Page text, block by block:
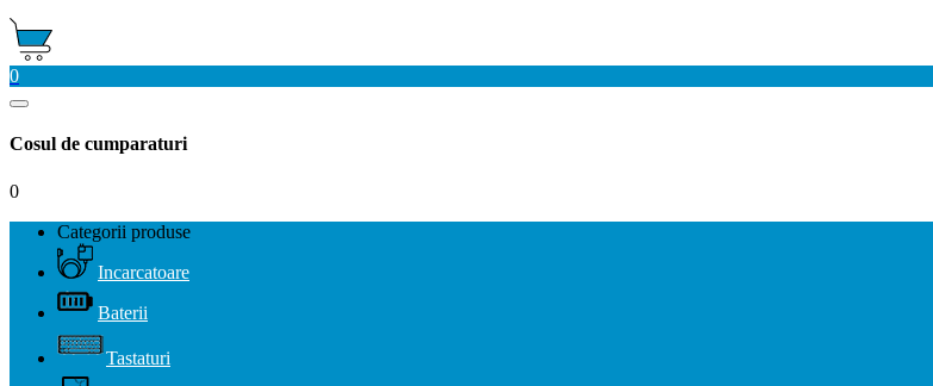
0
Cosul de cumparaturi
0
Categorii produse
Incarcatoare
Baterii
Tastaturi